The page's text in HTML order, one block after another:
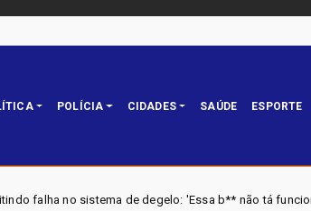
POLÍCIA CIDADES SAÚDE ESPORTE
degelo: 'Essa b** não tá funcionando' Brasil